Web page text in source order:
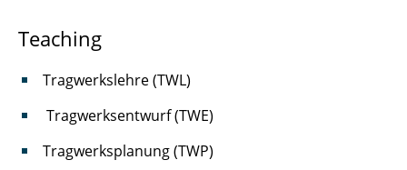
Hannes Eichler
Joschua Gosslar
Joe Fischer
Teaching
Tragwerkslehre (TWL)
Tragwerksentwurf (TWE)
Tragwerksplanung (TWP)